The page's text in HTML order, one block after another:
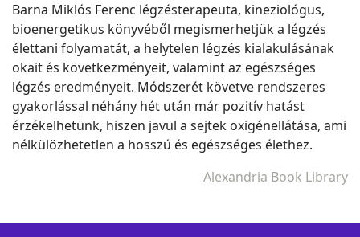
Barna Miklós Ferenc légzésterapeuta, kineziológus,
bioenergetikus könyvéből megismerhetjük a légzés
élettani folyamatát, a helytelen légzés kialakulásának
okait és következményeit, valamint az egészséges
légzés eredményeit. Módszerét követve rendszeres
gyakorlással néhány hét után már pozitív hatást
érzékelhetünk, hiszen javul a sejtek oxigénellátása, ami
nélkülözhetetlen a hosszú és egészséges élethez.
Alexandria Book Library